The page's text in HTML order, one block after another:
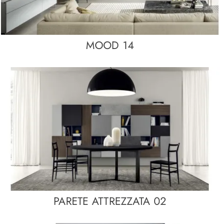
MOOD 14
PARETE ATTREZZATA 02